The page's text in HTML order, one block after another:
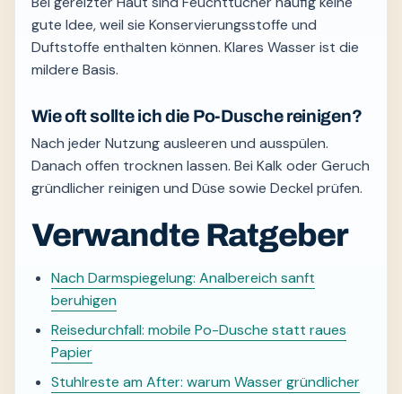
gute Idee, weil sie Konservierungsstoffe und
Duftstoffe enthalten können. Klares Wasser ist die
mildere Basis.
Wie oft sollte ich die Po-Dusche reinigen?
Nach jeder Nutzung ausleeren und ausspülen.
Danach offen trocknen lassen. Bei Kalk oder Geruch
gründlicher reinigen und Düse sowie Deckel prüfen.
Verwandte Ratgeber
Nach Darmspiegelung: Analbereich sanft
beruhigen
Reisedurchfall: mobile Po-Dusche statt raues
Papier
Stuhlreste am After: warum Wasser gründlicher